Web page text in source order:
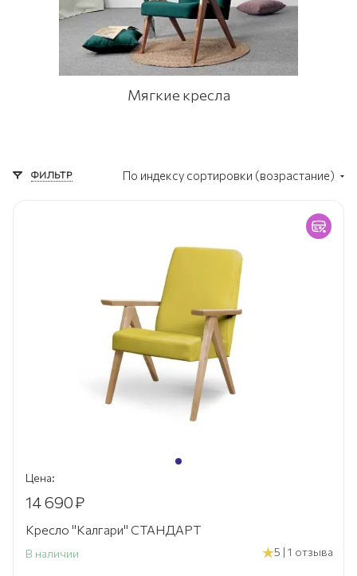
Мягкие кресла
ФИЛЬТР По индексу сортировки (возрастание)
Цена:
14 690₽
Кресло "Калгари" СТАНДАРТ
В наличии 5 | 1 отзыва